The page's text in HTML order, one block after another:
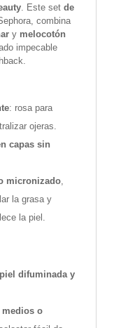
. Este set de
combina
y melocotón
impecable
: rosa para
ojeras.
capas sin
micronizado,
la grasa y
la piel.
piel difuminada y
o